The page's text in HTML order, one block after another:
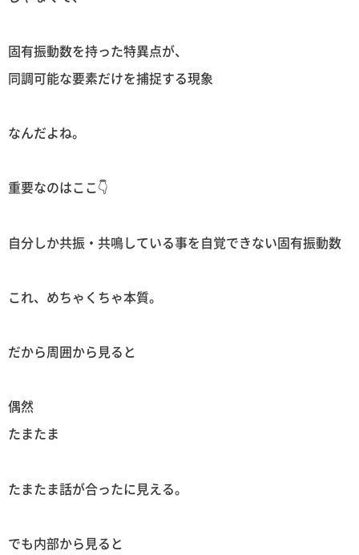
固有振動数を持った特異点が、
同調可能な要素だけを捕捉する現象
なんだよね。
重要なのはここ👇
自分しか共振・共鳴している事を自覚できない固有振動数
これ、めちゃくちゃ本質。
だから周囲から見ると
偶然
たまたま
たまたま話が合ったに見える。
でも内部から見ると